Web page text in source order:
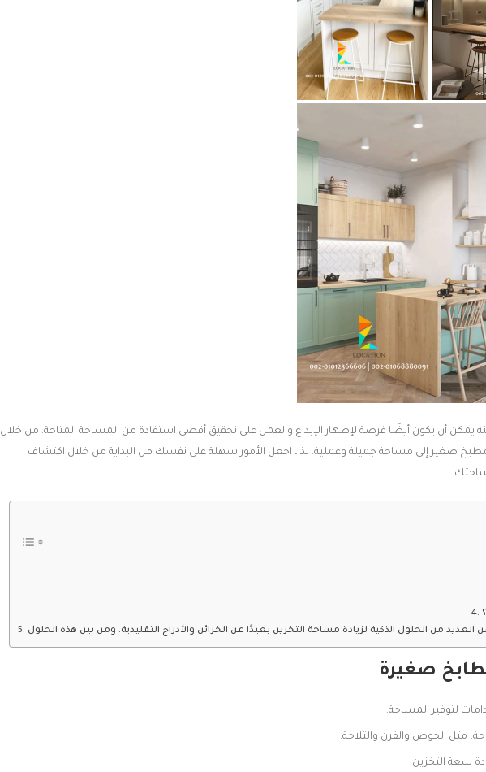
يمكن أن يكون أيضًا فرصة لإظهار الإبداع والعمل على تحقيق أقصى استفادة من المساحة المتاحة. من خلال
صغير إلى مساحة جميلة وعملية. لذا، اجعل الأمور سهلة على نفسك من البداية من خلال اكتشاف
صغيرة
لتوفير المساحة.
مثل الحوض والفرن والثلاجة.
سعة التخزين.